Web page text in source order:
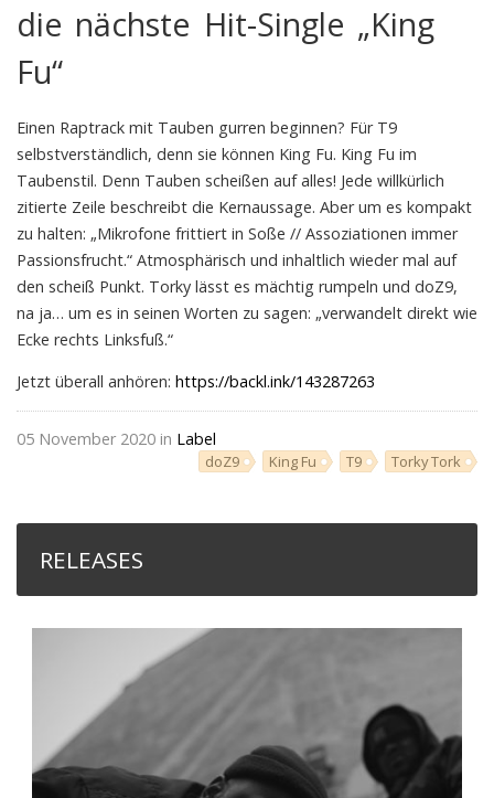
die nächste Hit-Single „King
Fu“
Einen Raptrack mit Tauben gurren beginnen? Für T9
selbstverständlich, denn sie können King Fu. King Fu im
Taubenstil. Denn Tauben scheißen auf alles! Jede willkürlich
zitierte Zeile beschreibt die Kernaussage. Aber um es kompakt
zu halten: „Mikrofone frittiert in Soße // Assoziationen immer
Passionsfrucht.“ Atmosphärisch und inhaltlich wieder mal auf
den scheiß Punkt. Torky lässt es mächtig rumpeln und doZ9,
na ja… um es in seinen Worten zu sagen: „verwandelt direkt wie
Ecke rechts Linksfuß.“
Jetzt überall anhören: https://backl.ink/143287263
05 November 2020 in Label
doZ9 King Fu T9 Torky Tork
RELEASES